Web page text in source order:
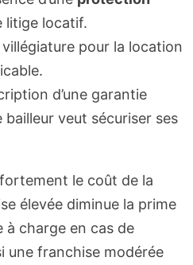
litige locatif.
pour la location
d’une garantie
bailleur veut sécuriser ses
le coût de la
élevée diminue la prime
à charge en cas de
une franchise modérée